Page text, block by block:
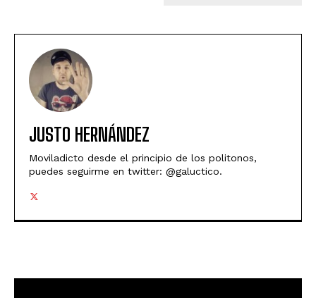
JUSTO HERNÁNDEZ
Moviladicto desde el principio de los politonos,
puedes seguirme en twitter: @galuctico.